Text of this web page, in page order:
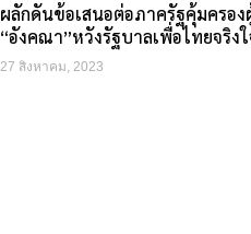
ผลักดันข้อเสนอต่อภาครัฐคุ้มครอ
“อังคณา”หวังรัฐบาลเพื่อไทยจริง
27 สิงหาคม, 2023